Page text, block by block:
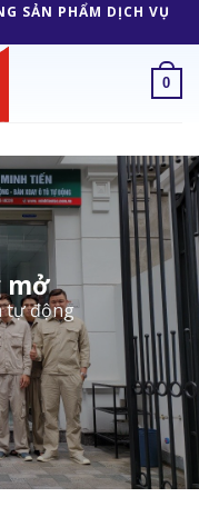
SẢN PHẨM DỊCH VỤ
0
mở
tự động